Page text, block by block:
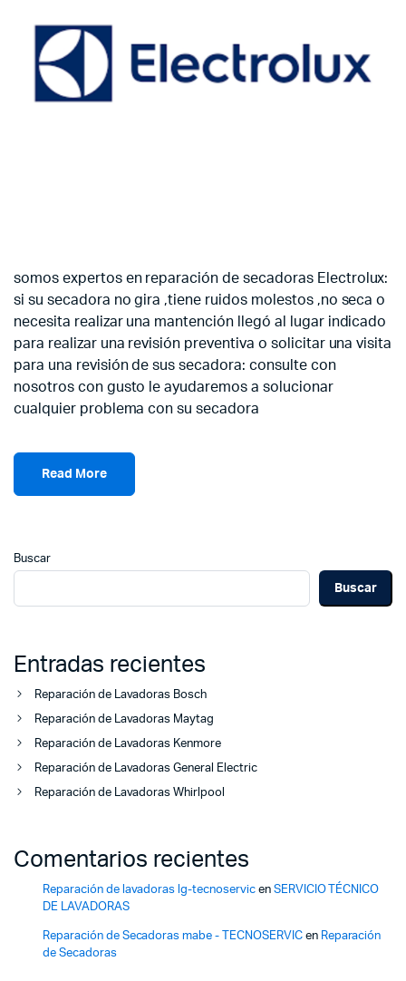
somos expertos en reparación de secadoras Electrolux:
si su secadora no gira ,tiene ruidos molestos ,no seca o
necesita realizar una mantención llegó al lugar indicado
para realizar una revisión preventiva o solicitar una visita
para una revisión de sus secadora: consulte con
nosotros con gusto le ayudaremos a solucionar
cualquier problema con su secadora
Read More
Buscar
Buscar
Entradas recientes
Reparación de Lavadoras Bosch
Reparación de Lavadoras Maytag
Reparación de Lavadoras Kenmore
Reparación de Lavadoras General Electric
Reparación de Lavadoras Whirlpool
Comentarios recientes
Reparación de lavadoras lg-tecnoservicen SERVICIO TÉCNICO
DE LAVADORAS
Reparación de Secadoras mabe - TECNOSERVICen Reparación
de Secadoras